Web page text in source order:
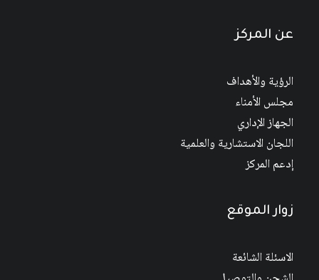
عن المركز
الرؤية والأهداف
مجلس الأمناء
الجهاز الإداري
اللجان الاستشارية والعلمية
إدعم المركز
زوار الموقع
الاسئلة الشائعة